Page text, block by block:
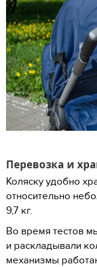
Перевозка и
Коляску удобно
относительно
9,7 кг.
Во время тестов
и раскладывали
механизмы